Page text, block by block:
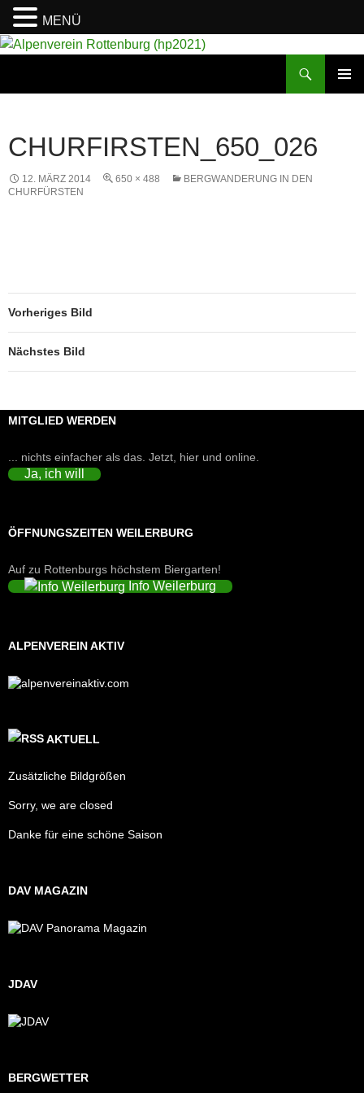
CHURFIRSTEN_650_026
12. MÄRZ 2014 650 × 488
BERGWANDERUNG IN DEN
CHURFÜRSTEN
Vorheriges Bild
Nächstes Bild
MITGLIED WERDEN
... nichts einfacher als das. Jetzt, hier und online.
Ja, ich will
ÖFFNUNGSZEITEN WEILERBURG
Auf zu Rottenburgs höchstem Biergarten!
Info Weilerburg
ALPENVEREIN AKTIV
AKTUELL
Zusätzliche Bildgrößen
Sorry, we are closed
Danke für eine schöne Saison
DAV MAGAZIN
JDAV
BERGWETTER
MENÜ